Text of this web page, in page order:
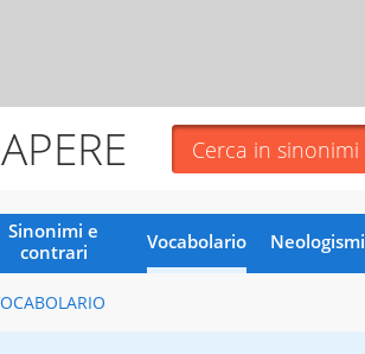
Sinonimi e
contrari
Vocabolario Neologismi